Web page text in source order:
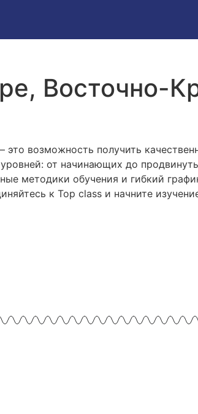
Восточно-
это возможность получить
от начинающих до
методики обучения и гибкий
к Top class и начните